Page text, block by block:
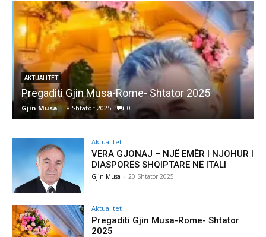
AKTUALITET
Pregaditi Gjin Musa-Rome- Shtator 2025
Gjin Musa - 8 Shtator 2025 0
Aktualitet
VERA GJONAJ – NJË EMËR I NJOHUR I
DIASPORËS SHQIPTARE NË ITALI
Gjin Musa - 20 Shtator 2025
Aktualitet
Pregaditi Gjin Musa-Rome- Shtator
2025